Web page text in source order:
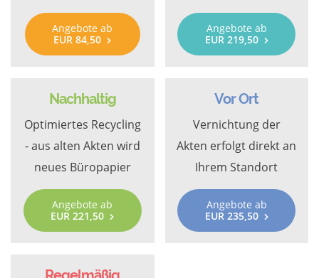
Angebote ab
EUR 84,50
Angebote ab
EUR 219,50
Nachhaltig
Optimiertes Recycling
- aus alten Akten wird
neues Büropapier
Angebote ab
EUR 221,50
Vor Ort
Vernichtung der
Akten erfolgt direkt an
Ihrem Standort
Angebote ab
EUR 235,50